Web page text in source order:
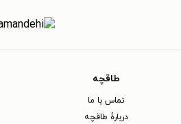
طاقچه
تماس با ما
دربارهٔ طاقچه